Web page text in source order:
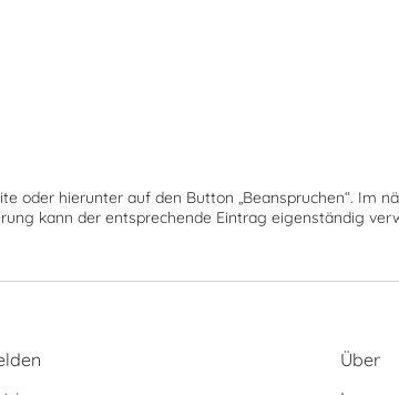
oder hierunter auf den Button „Beanspruchen“. Im
kann der entsprechende Eintrag eigenständig
Über